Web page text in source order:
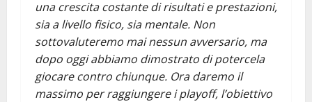
una crescita costante di risultati e prestazioni,
sia a livello fisico, sia mentale. Non
sottovaluteremo mai nessun avversario, ma
dopo oggi abbiamo dimostrato di potercela
giocare contro chiunque. Ora daremo il
massimo per raggiungere i playoff, l’obiettivo